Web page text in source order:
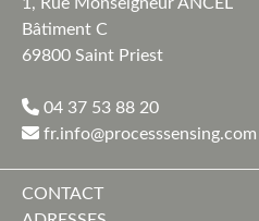
Bâtiment C
69800 Saint Priest
04 37 53 88 20
fr.info@processsensing.com
CONTACT